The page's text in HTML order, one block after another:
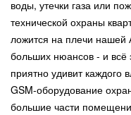
воды, утечки газа или
технической охраны
ложится на плечи нашей
больших нюансов - и всё
приятно удивит каждого
GSM-оборудование
большие части